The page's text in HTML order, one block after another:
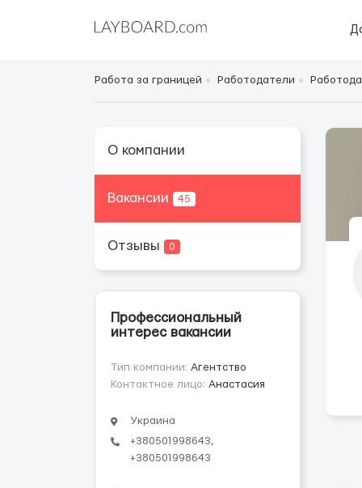
Работа за границей Работодатели
О компании
Вакансии 45
Отзывы 0
Профессиональный
интерес вакансии
Тип компании: Агентство
Контактное лицо: Анастасия
Украина
+380501998643,
+380501998643